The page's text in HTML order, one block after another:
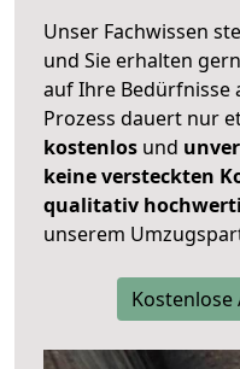
Unser Fachwissen
und Sie erhalten
auf Ihre Bedürfnisse
Prozess dauert nur
kostenlos und
keine versteckten
qualitativ
unserem